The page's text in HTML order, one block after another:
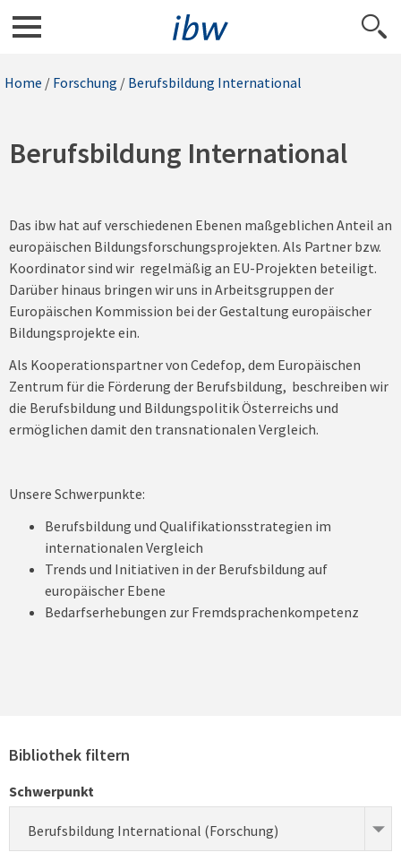
Home / Forschung / Berufsbildung International
Berufsbildung International
Das ibw hat auf verschiedenen Ebenen maßgeblichen Anteil an
europäischen Bildungsforschungsprojekten. Als Partner bzw.
Koordinator sind wir regelmäßig an EU-Projekten beteiligt.
Darüber hinaus bringen wir uns in Arbeitsgruppen der
Europäischen Kommission bei der Gestaltung europäischer
Bildungsprojekte ein.
Als Kooperationspartner von Cedefop, dem Europäischen
Zentrum für die Förderung der Berufsbildung, beschreiben wir
die Berufsbildung und Bildungspolitik Österreichs und
ermöglichen damit den transnationalen Vergleich.
Unsere Schwerpunkte:
Berufsbildung und Qualifikationsstrategien im
internationalen Vergleich
Trends und Initiativen in der Berufsbildung auf
europäischer Ebene
Bedarfserhebungen zur Fremdsprachenkompetenz
Bibliothek filtern
Schwerpunkt
Berufsbildung International (Forschung)